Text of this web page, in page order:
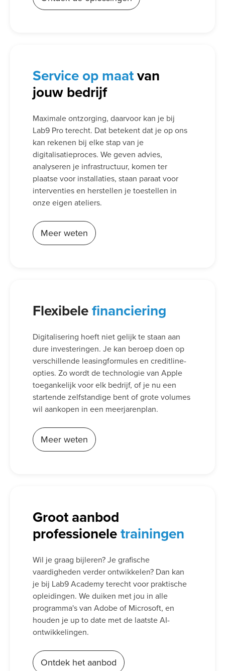
Serviceop maatvan
jouw bedrijf
Maximale ontzorging, daarvoor kan je bij
Lab9 Pro terecht. Dat betekent dat je op ons
kan rekenen bij elke stap van je
digitalisatieproces. We geven advies,
analyseren je infrastructuur, komen ter
plaatse voor installaties, staan paraat voor
interventies en herstellen je toestellen in
onze eigen ateliers.
Meer weten
Flexibelefinanciering
Digitalisering hoeft niet gelijk te staan aan
dure investeringen. Je kan beroep doen op
verschillende leasingformules en creditline-
opties. Zo wordt de technologie van Apple
toegankelijk voor elk bedrijf, of je nu een
startende zelfstandige bent of grote volumes
wil aankopen in een meerjarenplan.
Meer weten
Groot aanbod
professioneletrainingen
Wil je graag bijleren? Je grafische
vaardigheden verder ontwikkelen? Dan kan
je bij Lab9 Academy terecht voor praktische
opleidingen. We duiken met jou in alle
programma's van Adobe of Microsoft, en
houden je up to date met de laatste AI-
ontwikkelingen.
Ontdek het aanbod